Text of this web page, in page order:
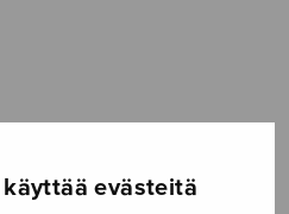
evästeitä